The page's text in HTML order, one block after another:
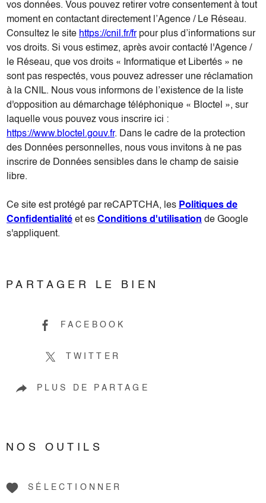
vos données. Vous pouvez retirer votre consentement à tout
moment en contactant directement l’Agence / Le Réseau.
Consultez le site https://cnil.fr/frpour plus d’informations sur
vos droits. Si vous estimez, après avoir contacté l'Agence /
le Réseau, que vos droits « Informatique et Libertés » ne
sont pas respectés, vous pouvez adresser une réclamation
à la CNIL. Nous vous informons de l’existence de la liste
d'opposition au démarchage téléphonique « Bloctel », sur
laquelle vous pouvez vous inscrire ici :
https://www.bloctel.gouv.fr. Dans le cadre de la protection
des Données personnelles, nous vous invitons à ne pas
inscrire de Données sensibles dans le champ de saisie
libre.
Ce site est protégé par reCAPTCHA, les Politiques de
Confidentialité et es Conditions d'utilisation de Google
s'appliquent.
PARTAGER LE BIEN
FACEBOOK
TWITTER
PLUS DE PARTAGE
NOS OUTILS
SÉLECTIONNER